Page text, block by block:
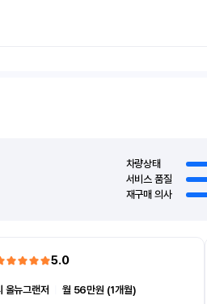
차량상태
서비스 품질
재구매 의사
5.0
올뉴그랜저 ㅣ월 56만원 (1개월)